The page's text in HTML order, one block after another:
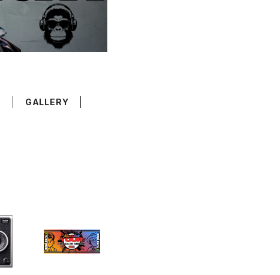
GALLERY